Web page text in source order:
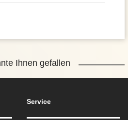
Ihnen gefallen
Service